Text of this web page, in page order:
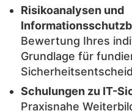
Risikoanalysen und
Bewertung Ihres
Grundlage für
Schulungen zu IT-
Praxisnahe